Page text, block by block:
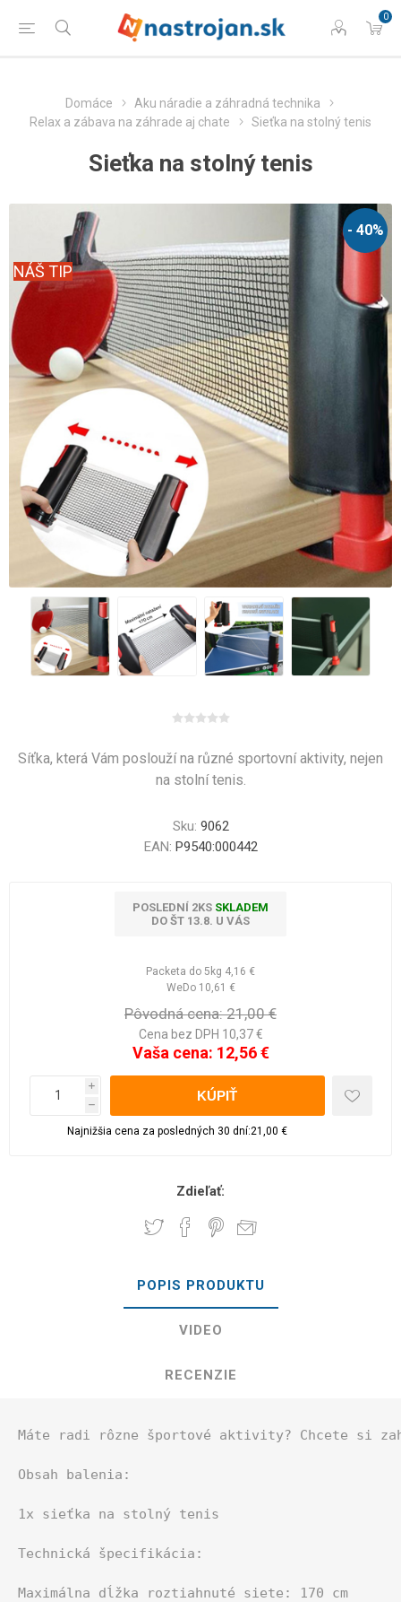
0
Domáce
Aku náradie a záhradná technika
Relax a zábava na záhrade aj chate
Sieťka na stolný tenis
Sieťka na stolný tenis
- 40%
NÁŠ TIP
Síťka, která Vám poslouží na různé sportovní aktivity, nejen
na stolní tenis.
Sku: 9062
EAN: P9540:000442
POSLEDNÍ 2KS SKLADEM
DO ŠT 13.8. U VÁS
Packeta do 5kg 4,16 €
WeDo 10,61 €
Pôvodná cena: 21,00 €
Cena bez DPH 10,37 €
Vaša cena: 12,56 €
i
h
Najnižšia cena za posledných 30 dní:21,00 €
Zdieľať:
POPIS PRODUKTU
VIDEO
RECENZIE
Máte radi rôzne športové aktivity? Chcete si
Obsah balenia:
1x sieťka na stolný tenis
Technická špecifikácia:
Maximálna dĺžka roztiahnuté siete: 170 cm